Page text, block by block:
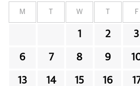
M W F
1 2 3
6 7 8 9
13 14 15 16